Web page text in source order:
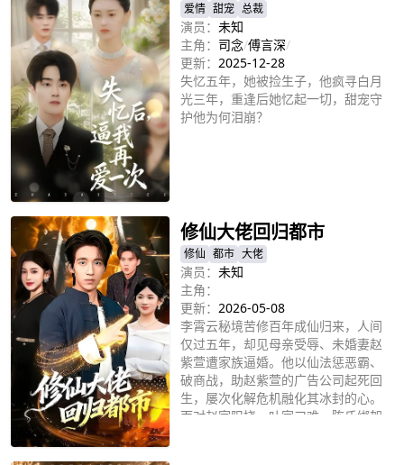
爱情 甜宠 总裁
演员： 未知
主角： 司念/傅言深/
更新： 2025-12-28
失忆五年，她被捡生子，他疯寻白月
光三年，重逢后她忆起一切，甜宠守
护他为何泪崩？
修仙大佬回归都市
修仙 都市 大佬
演员： 未知
主角：
更新： 2026-05-08
李霄云秘境苦修百年成仙归来，人间
仅过五年，却见母亲受辱、未婚妻赵
紫萱遭家族逼婚。他以仙法惩恶霸、
破商战，助赵紫萱的广告公司起死回
生，屡次化解危机融化其冰封的心。
面对赵家阻挠、叶家刁难、陈氏绑架